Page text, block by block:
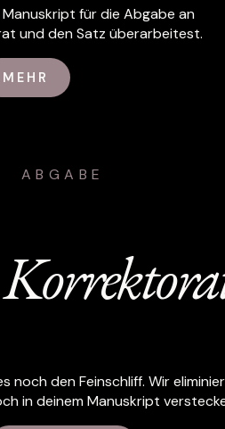
für die Abgabe an
und den Satz überarbeitest.
MEHR
ABGABE
noch den Feinschliff. Wir
in deinem Manuskript